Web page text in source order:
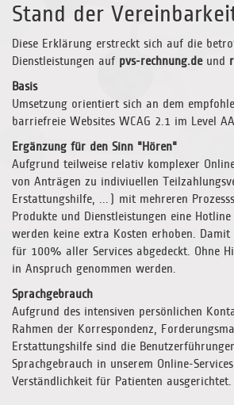
Stand der
Diese Erklärung erstreckt sich auf die
Dienstleistungen auf pvs-rechnung.deund
Basis
Umsetzung orientiert sich an dem
barriefreie Websites WCAG 2.1 im Level
Ergänzung für den Sinn "Hören"
Aufgrund teilweise relativ komplexer
von Anträgen zu indiviuellen
Erstattungshilfe, ...) mit mehreren
Produkte und Dienstleistungen eine
werden keine extra Kosten erhoben.
für 100% aller Services abgedeckt. Ohne
in Anspruch genommen werden.
Sprachgebrauch
Aufgrund des intensiven persönlichen
Rahmen der Korrespondenz,
Erstattungshilfe sind die
Sprachgebrauch in unserem Online-
Verständlichkeit für Patienten ausgerichtet.